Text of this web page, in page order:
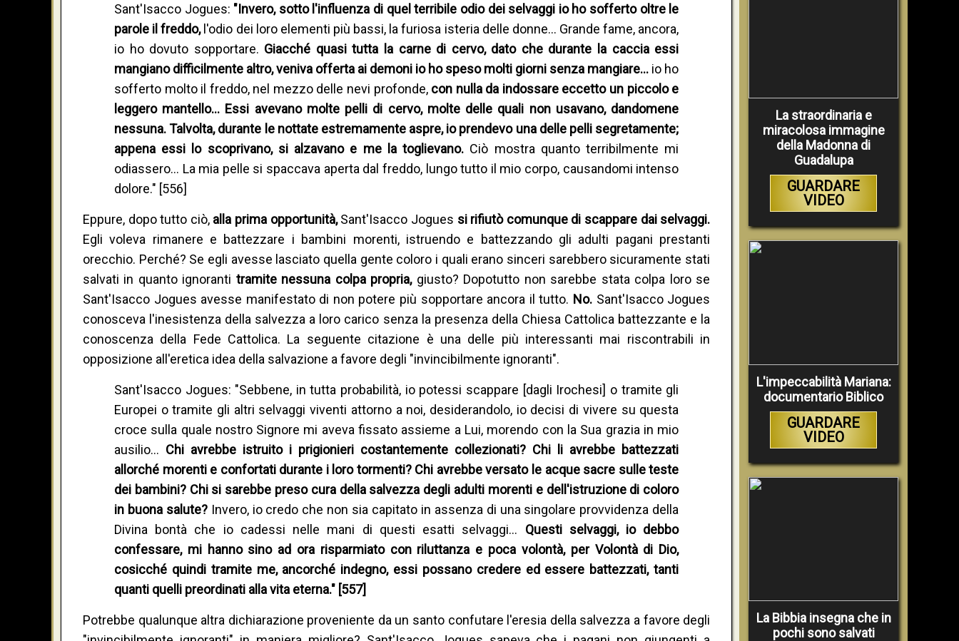
Sant'Isacco Jogues: "Invero, sotto l'influenza di quel terribile odio dei selvaggi io ho sofferto oltre le
parole il freddo,l'odio dei loro elementi più bassi, la furiosa isteria delle donne… Grande fame, ancora,
io ho dovuto sopportare. Giacché quasi tutta la carne di cervo, dato che durante la caccia essi
mangiano difficilmente altro, veniva offerta ai demoni io ho speso molti giorni senza mangiare… io ho
sofferto molto il freddo, nel mezzo delle nevi profonde, con nulla da indossare eccetto un piccolo e
leggero mantello… Essi avevano molte pelli di cervo, molte delle quali non usavano, dandomene
nessuna. Talvolta, durante le nottate estremamente aspre, io prendevo una delle pelli segretamente;
appena essi lo scoprivano, si alzavano e me la toglievano. Ciò mostra quanto terribilmente mi
odiassero… La mia pelle si spaccava aperta dal freddo, lungo tutto il mio corpo, causandomi intenso
dolore." [556]
Eppure, dopo tutto ciò, alla prima opportunità,Sant'Isacco Jogues si rifiutò comunque di scappare dai selvaggi.
Egli voleva rimanere e battezzare i bambini morenti, istruendo e battezzando gli adulti pagani prestanti
orecchio. Perché? Se egli avesse lasciato quella gente coloro i quali erano sinceri sarebbero sicuramente stati
salvati in quanto ignoranti tramite nessuna colpa propria, giusto? Dopotutto non sarebbe stata colpa loro se
Sant'Isacco Jogues avesse manifestato di non potere più sopportare ancora il tutto. No. Sant'Isacco Jogues
conosceva l'inesistenza della salvezza a loro carico senza la presenza della Chiesa Cattolica battezzante e la
conoscenza della Fede Cattolica. La seguente citazione è una delle più interessanti mai riscontrabili in
opposizione all'eretica idea della salvazione a favore degli "invincibilmente ignoranti".
Sant'Isacco Jogues: "Sebbene, in tutta probabilità, io potessi scappare [dagli Irochesi] o tramite gli
Europei o tramite gli altri selvaggi viventi attorno a noi, desiderandolo, io decisi di vivere su questa
croce sulla quale nostro Signore mi aveva fissato assieme a Lui, morendo con la Sua grazia in mio
ausilio… Chi avrebbe istruito i prigionieri costantemente collezionati? Chi li avrebbe battezzati
allorché morenti e confortati durante i loro tormenti? Chi avrebbe versato le acque sacre sulle teste
dei bambini? Chi si sarebbe preso cura della salvezza degli adulti morenti e dell'istruzione di coloro
in buona salute? Invero, io credo che non sia capitato in assenza di una singolare provvidenza della
Divina bontà che io cadessi nelle mani di questi esatti selvaggi… Questi selvaggi, io debbo
confessare, mi hanno sino ad ora risparmiato con riluttanza e poca volontà, per Volontà di Dio,
cosicché quindi tramite me, ancorché indegno, essi possano credere ed essere battezzati, tanti
quanti quelli preordinati alla vita eterna." [557]
Potrebbe qualunque altra dichiarazione proveniente da un santo confutare l'eresia della salvezza a favore degli
La straordinaria e
miracolosa immagine
della Madonna di
Guadalupa
GUARDARE
VIDEO
L'impeccabilità Mariana:
documentario Biblico
GUARDARE
VIDEO
La Bibbia insegna che in
pochi sono salvati